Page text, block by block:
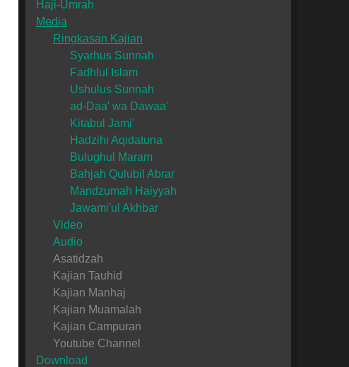
Haji-Umrah
Media
Ringkasan Kajian
Syarhus Sunnah
Fadhlul Islam
Ushulus Sunnah
ad-Daa' wa Dawaa'
Kitabul Jami'
Hadzihi Aqidatuna
Bulughul Maram
Bahjah Qulubil Abrar
Mandzumah Haiyyah
Jawami'ul Akhbar
Video
Audio
Asatidzah
Kajian Tauhid
Kajian Manhaj
Kajian Muamalah
Kajian Campuran
Youtube Channel
Download